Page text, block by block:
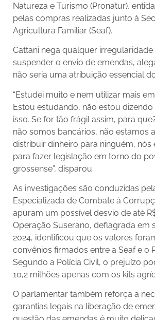
Natureza e Turismo (Pronatur),
pelas compras realizadas junto à
Agricultura Familiar (Seaf).
Cattani nega qualquer irregularidade
suspender o envio de emendas,
não seria uma atribuição essencial
“Estudei muito e nem utilizar mais
Estou estudando, não estou
isso. Se for tão frágil assim, para
não somos bancários, não estamos
distribuir dinheiro para ninguém, nós
para fazer legislação em torno do
grossense”, disparou.
As investigações são conduzidas
Especializada de Combate à
apuram um possível desvio de até
Operação Suserano, deflagrada em
2024, identificou que os valores
convênios firmados entre a Seaf e o
Segundo a Polícia Civil, o prejuízo
10,2 milhões apenas com os kits
O parlamentar também reforça a
garantias legais na liberação de